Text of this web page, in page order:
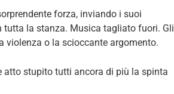
forza, inviando i suoi
tutta la stanza. Musica tagliato fuori. Gli
violenza o la scioccante argomento.
atto stupito tutti ancora di più la spinta